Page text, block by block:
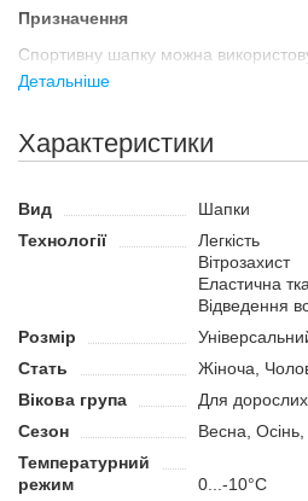
Призначення
Спортивну шапку можна
шоломом або без нього. Вона
холодну пору року та зменшити
дизайн дає змогу використовувати
не передавлює шкіру.
Переваги:
Підходить для чоловіків і жінок.
Можна використовувати під
аксесуар для захисту від
Універсальний розмір.
яким видом екіпіровки.
Детальніше
Характеристики
Вид
Шапки
Технології
Легкість
Вітрозахист
Еластична
Відведення
Розмір
Стать
Жіноча,
Вікова група
Для дорослих
Сезон
Весна,
Температурний
режим
0...-10°C